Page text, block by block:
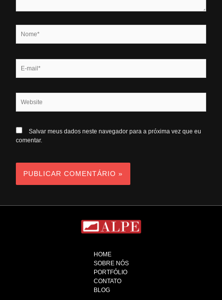
mail*
Salvar meus dados neste navegador para a próxima vez que eu
comentar.
HOME
SOBRE NÓS
PORTFÓLIO
CONTATO
BLOG